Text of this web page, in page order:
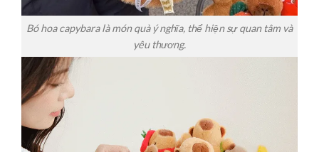
Bó hoa capybara là món quà ý nghĩa, thể hiện sự quan tâm và
yêu thương.